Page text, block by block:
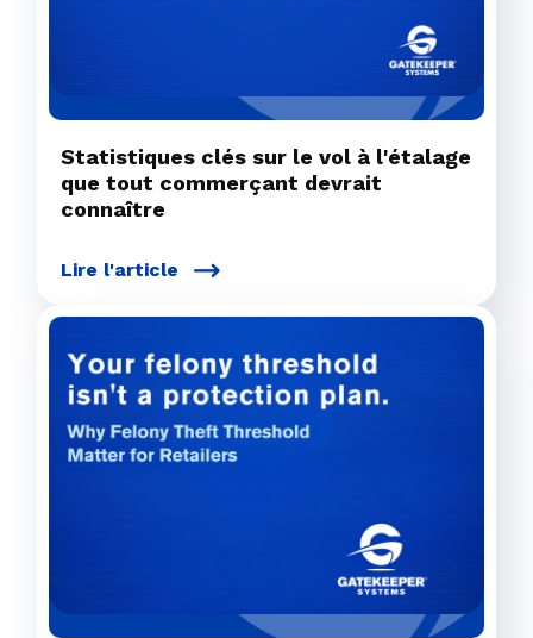
Statistiques clés sur le vol à l'étalage
que tout commerçant devrait
connaître
Lire l'article